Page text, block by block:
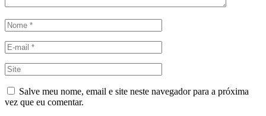
Salve meu nome, email e site neste navegador para a próxima
vez que eu comentar.